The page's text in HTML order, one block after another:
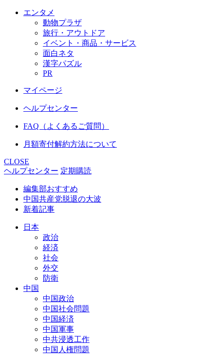
エンタメ
動物プラザ
旅行・アウトドア
イベント・商品・サービス
面白ネタ
漢字パズル
PR
マイページ
ヘルプセンター
FAQ（よくあるご質問）
月額寄付解約方法について
CLOSE
ヘルプセンター 定期購読
編集部おすすめ
中国共産党脱退の大波
新着記事
日本
政治
経済
社会
外交
防衛
中国
中国政治
中国社会問題
中国経済
中国軍事
中共浸透工作
中国人権問題